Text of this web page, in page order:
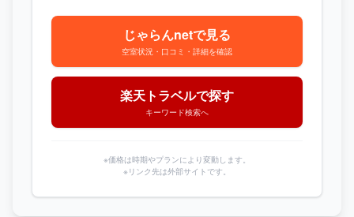
じゃらんnetで見る
空室状況・口コミ・詳細を確認
楽天トラベルで探す
キーワード検索へ
※価格は時期やプランにより変動します。
※リンク先は外部サイトです。